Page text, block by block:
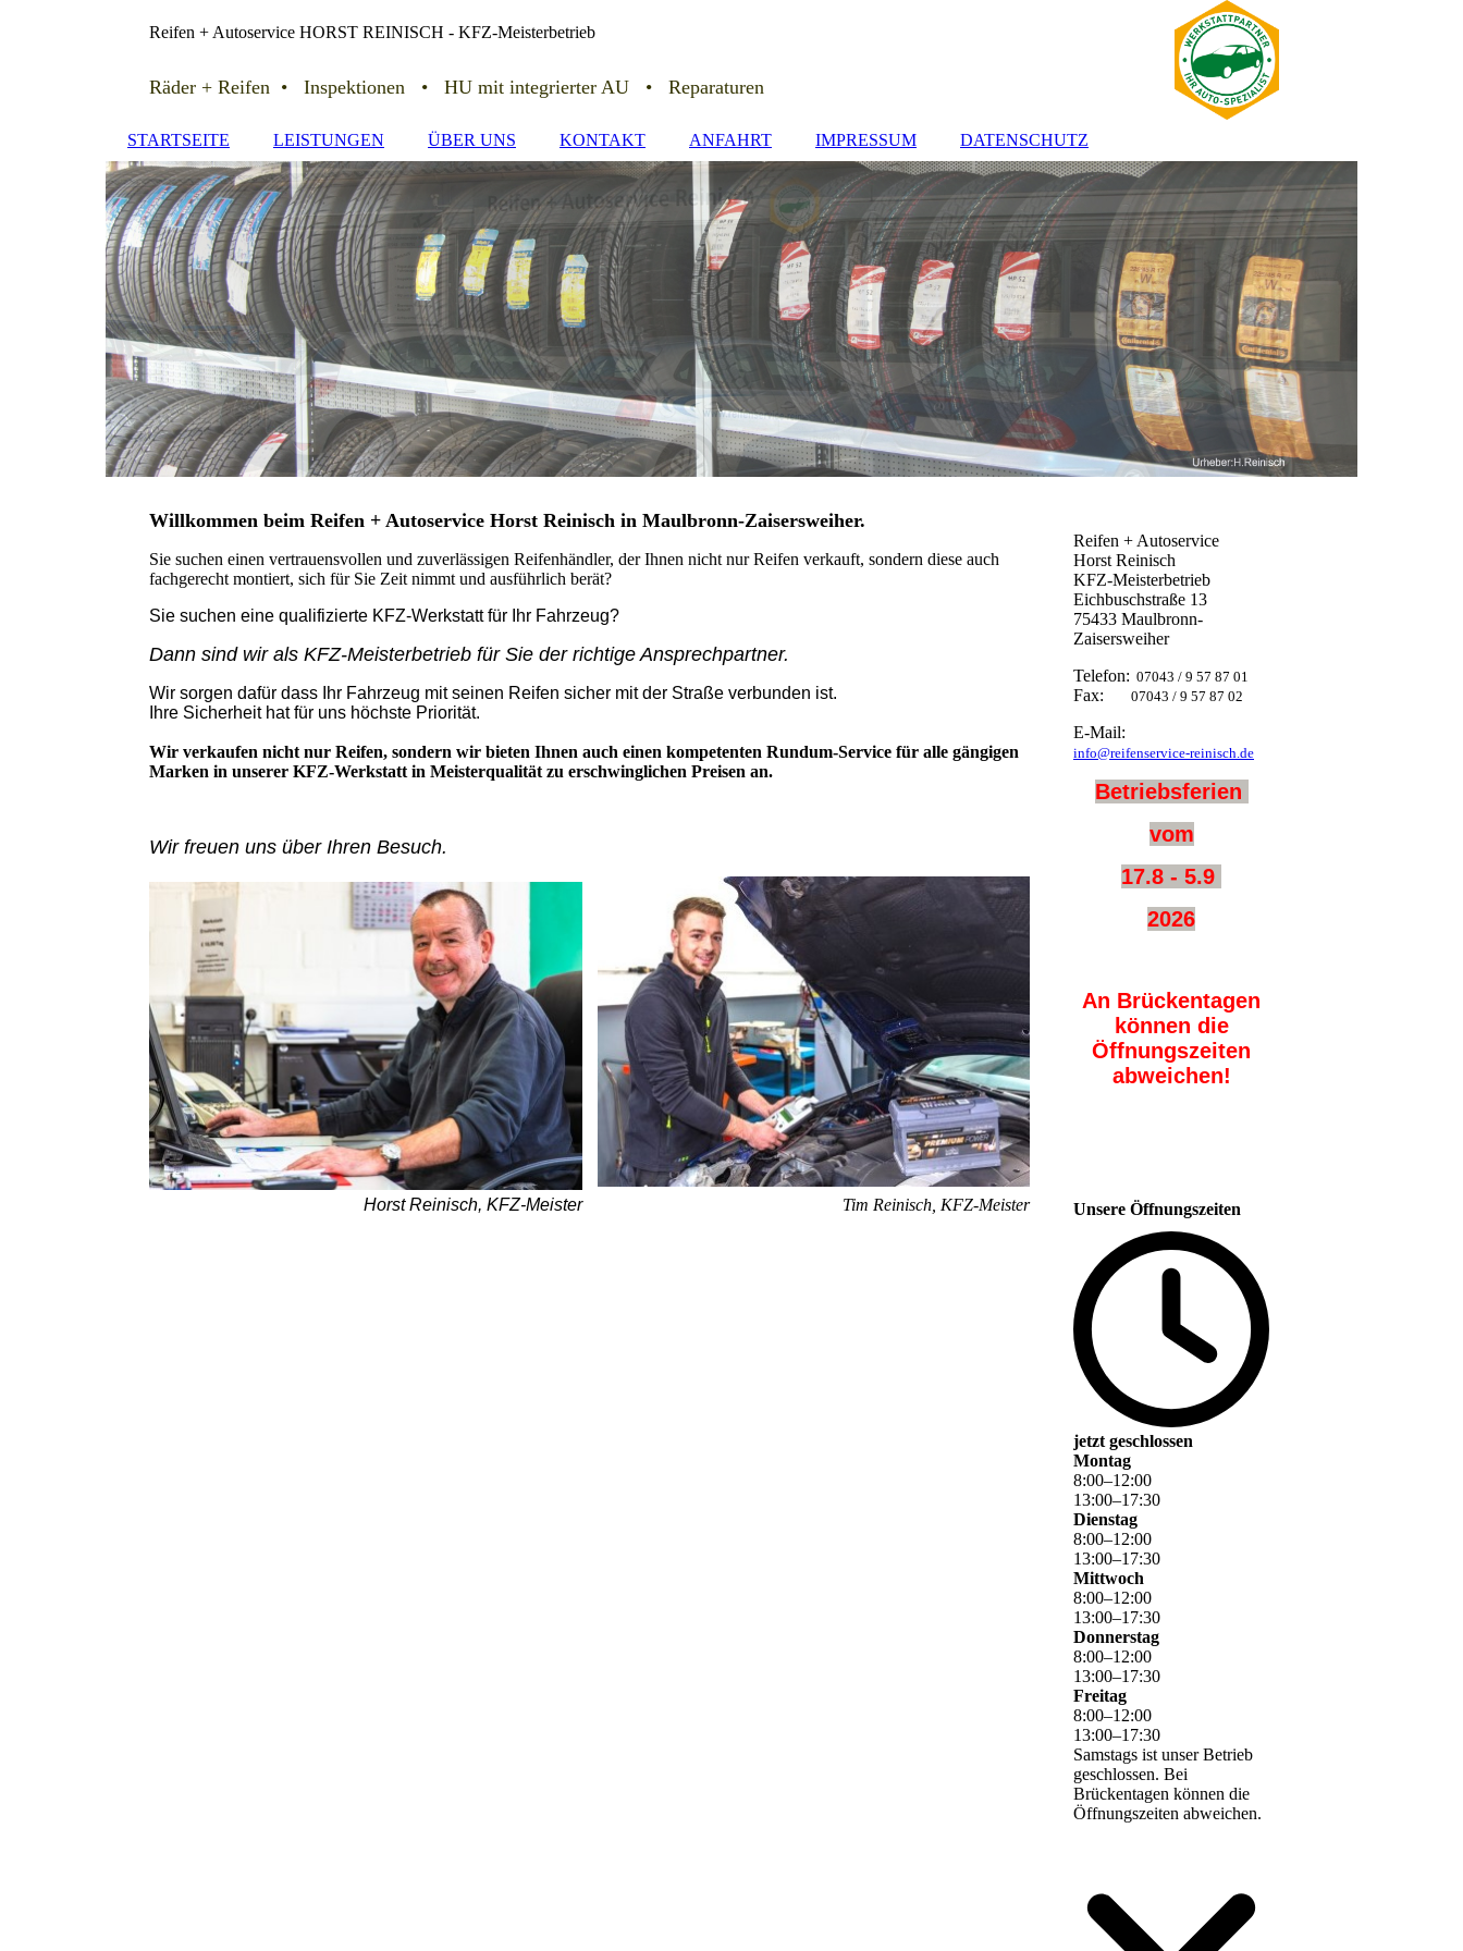
Reifen + Autoservice HORST REINISCH - KFZ-Meisterbetrieb
Räder + Reifen • Inspektionen • HU mit integrierter AU • Reparaturen
STARTSEITE LEISTUNGEN ÜBER UNS KONTAKT ANFAHRT IMPRESSUM DATENSCHUTZ
Willkommen beim Reifen + Autoservice Horst Reinisch in Maulbronn-Zaisersweiher.
Sie suchen einen vertrauensvollen und zuverlässigen Reifenhändler, der Ihnen nicht nur Reifen verkauft, sondern diese auch
fachgerecht montiert, sich für Sie Zeit nimmt und ausführlich berät?
Sie suchen eine qualifizierte KFZ-Werkstatt für Ihr Fahrzeug?
Dann sind wir als KFZ-Meisterbetrieb für Sie der richtige Ansprechpartner.
Wir sorgen dafür dass Ihr Fahrzeug mit seinen Reifen sicher mit der Straße verbunden ist.
Ihre Sicherheit hat für uns höchste Priorität.
Wir verkaufen nicht nur Reifen, sondern wir bieten Ihnen auch einen kompetenten Rundum-Service für alle gängigen
Marken in unserer KFZ-Werkstatt in Meisterqualität zu erschwinglichen Preisen an.
Wir freuen uns über Ihren Besuch.
Horst Reinisch, KFZ-Meister Tim Reinisch, KFZ-Meister
Reifen + Autoservice
Horst Reinisch
KFZ-Meisterbetrieb
Eichbuschstraße 13
75433 Maulbronn-
Zaisersweiher
Telefon: 07043 / 9 57 87 01
Fax: 07043 / 9 57 87 02
E-Mail:
info@reifenservice-reinisch.de
Betriebsferien
vom
17.8 - 5.9
2026
An Brückentagen
können die
Öffnungszeiten
abweichen!
Unsere Öffnungszeiten
jetzt geschlossen
Montag
8:00–12:00
13:00–17:30
Dienstag
8:00–12:00
13:00–17:30
Mittwoch
8:00–12:00
13:00–17:30
Donnerstag
8:00–12:00
13:00–17:30
Freitag
8:00–12:00
13:00–17:30
Samstags ist unser Betrieb
geschlossen. Bei
Brückentagen können die
Öffnungszeiten abweichen.